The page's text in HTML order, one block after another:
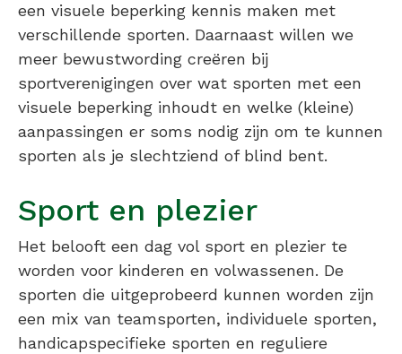
een visuele beperking kennis maken met
verschillende sporten. Daarnaast willen we
meer bewustwording creëren bij
sportverenigingen over wat sporten met een
visuele beperking inhoudt en welke (kleine)
aanpassingen er soms nodig zijn om te kunnen
sporten als je slechtziend of blind bent.
Sport en plezier
Het belooft een dag vol sport en plezier te
worden voor kinderen en volwassenen. De
sporten die uitgeprobeerd kunnen worden zijn
een mix van teamsporten, individuele sporten,
handicapspecifieke sporten en reguliere